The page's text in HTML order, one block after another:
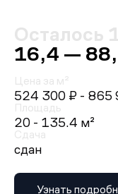
Осталось
16,4 —
Цена за м²
524 300 ₽ - 865
Площадь
20 - 135.4 м²
Сдача
сдан
Узнать